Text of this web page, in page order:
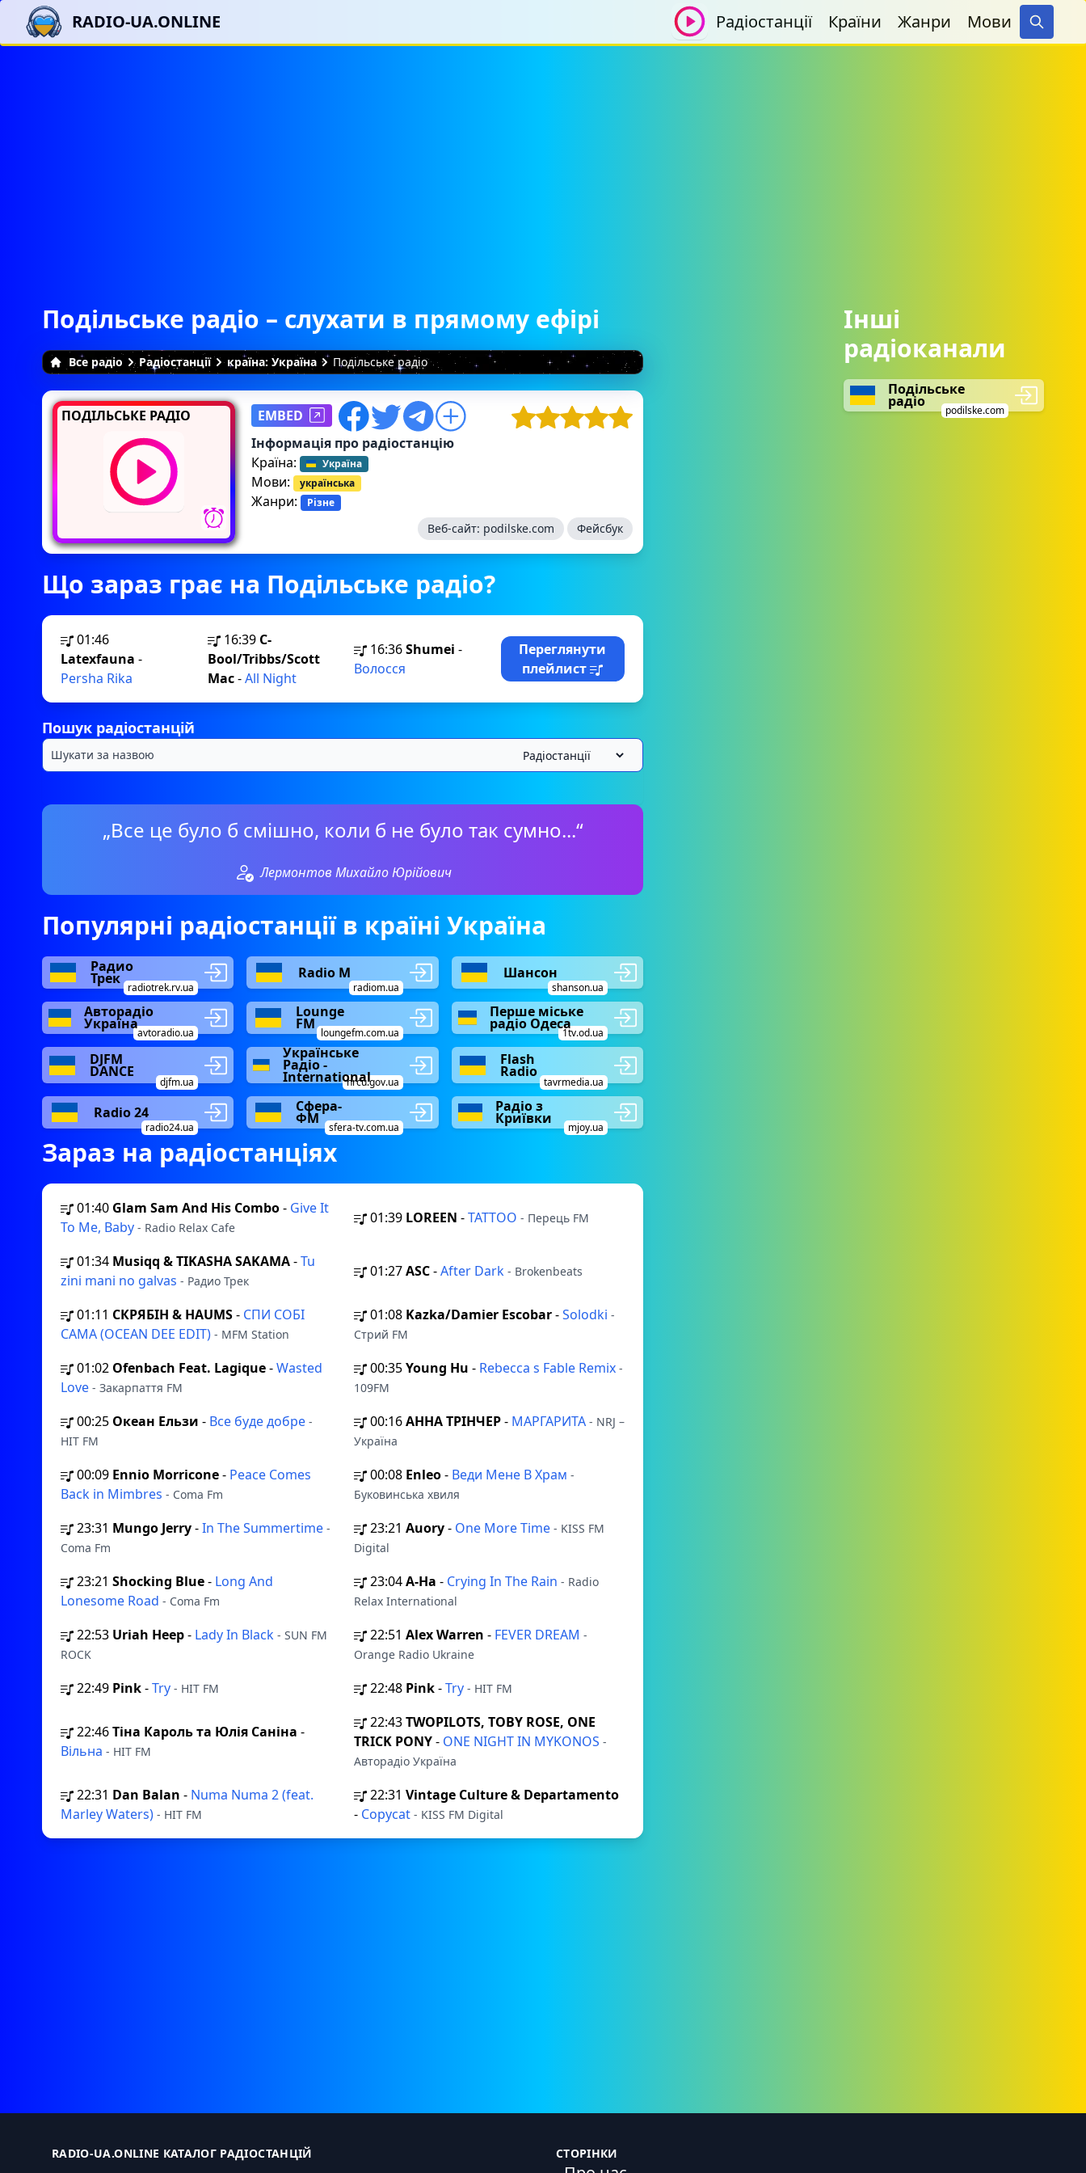
RADIO-UA.ONLINE Радіостанції Країни Жанри Мови
Search
Подільське радіо – слухати в прямому ефірі
Все радіо Радіостанції країна: Україна Подільське радіо
ПОДІЛЬСЬКЕ РАДІО
EMBED
Інформація про радіостанцію
Країна:
Україна
Мови: українська
Жанри: Різне
Веб-сайт: podilske.com Фейсбук
Що зараз грає на Подільське радіо?
01:46
Latexfauna -
Persha Rika
16:39 C-
Bool/Tribbs/Scott
Mac-All Night
16:36Shumei -
Волосся
Переглянути
плейлист
Пошук радіостанцій
„Все це було б смішно, коли б не було так сумно...“
Лермонтов Михайло Юрійович
Популярні радіостанції в країні Україна
Радио
Трек
radiotrek.rv.ua
Radio М
radiom.ua
Шансон
shanson.ua
Авторадіо
Україна
avtoradio.ua
Lounge
FM
loungefm.com.ua
Перше міське
радіо Одеса
1tv.od.ua
DJFM
DANCE
djfm.ua
Українське
Радіо -
Internationalnrcu.gov.ua
Flash
Radio
tavrmedia.ua
Radio 24
radio24.ua
Сфера-
ФМ
sfera-tv.com.ua
Радіо з
Криївки
mjoy.ua
Зараз на радіостанціях
01:40 Glam Sam And His Combo- Give It
To Me, Baby - Radio Relax Cafe
01:39 LOREEN -TATTOO - Перець FM
01:34 Musiqq & TIKASHA SAKAMA-Tu
zini mani no galvas - Радио Трек
01:27ASC-After Dark - Brokenbeats
01:11 СКРЯБІН & HAUMS- СПИ СОБІ
САМА (OCEAN DEE EDIT) - MFM Station
01:08 Kazka/Damier Escobar-Solodki -
Стрий FM
01:02 Ofenbach Feat. Lagique-Wasted
Love - Закарпаття FM
00:35Young Hu - Rebecca s Fable Remix -
109FM
00:25 Океан Ельзи - Все буде добре -
HIT FM
00:16АННА ТРІНЧЕР- МАРГАРИТА - NRJ –
Україна
00:09 Ennio Morricone- Peace Comes
Back in Mimbres - Coma Fm
00:08 Enleo- Веди Мене В Храм -
Буковинська хвиля
23:31 Mungo Jerry-In The Summertime -
Coma Fm
23:21 Auory- One More Time - KISS FM
Digital
23:21 Shocking Blue- Long And
Lonesome Road - Coma Fm
23:04A-Ha - Crying In The Rain - Radio
Relax International
22:53 Uriah Heep- Lady In Black - SUN FM
ROCK
22:51 Alex Warren - FEVER DREAM -
Orange Radio Ukraine
22:49 Pink-Try - HIT FM 22:48 Pink-Try - HIT FM
22:46Тіна Кароль та Юлія Саніна -
Вільна - HIT FM
22:43TWOPILOTS, TOBY ROSE, ONE
TRICK PONY- ONE NIGHT IN MYKONOS -
Авторадіо Україна
22:31 Dan Balan - Numa Numa 2 (feat.
Marley Waters) - HIT FM
22:31 Vintage Culture & Departamento
- Copycat - KISS FM Digital
Інші
радіоканали
Подільське
радіо
podilske.com
RADIO-UA.ONLINE КАТАЛОГ РАДІОСТАНЦІЙ СТОРІНКИ